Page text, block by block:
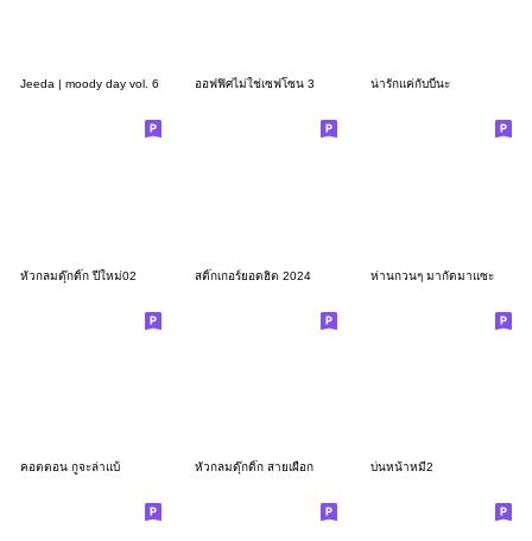
Jeeda | moody day vol. 6 ออฟฟิศไม่ใช่เซฟโซน 3 น่ารักแค่กับบี๋นะ
หัวกลมดุ๊กดิ๊ก ปีใหม่02 สติ๊กเกอร์ยอดฮิต 2024 ห่านกวนๆ มากัดมาแซะ
คอตตอน กูจะล่าแบ้ หัวกลมดุ๊กดิ๊ก สายเผือก บ่นหน้าหมี2